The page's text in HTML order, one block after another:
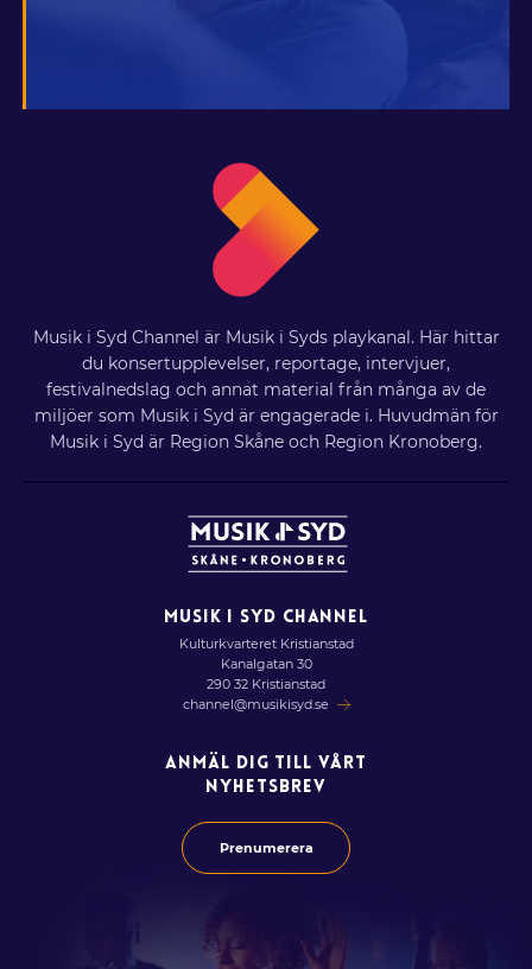
Musik i Syd Channel är Musik i Syds playkanal. Här hittar
du konsertupplevelser, reportage, intervjuer,
festivalnedslag och annat material från många av de
miljöer som Musik i Syd är engagerade i. Huvudmän för
Musik i Syd är Region Skåne och Region Kronoberg.
MUSIK I SYD CHANNEL
Kulturkvarteret Kristianstad
Kanalgatan 30
290 32 Kristianstad
channel@musikisyd.se
ANMÄL DIG TILL VÅRT
NYHETSBREV
Prenumerera